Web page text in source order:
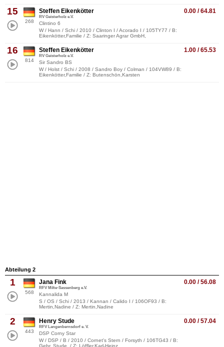
15
268
0.00 / 64.81
Steffen Eikenkötter
RV Geisterholz e.V.
Clintino 6
W / Hann / Schi / 2010 / Clinton I / Acorado I / 105TY77 / B:
Eikenkötter,Familie / Z: Saaringer Agrar GmbH,
16
814
1.00 / 65.53
Steffen Eikenkötter
RV Geisterholz e.V.
Sir Sandro BS
W / Holst / Schi / 2008 / Sandro Boy / Colman / 104VW89 / B:
Eikenkötter,Familie / Z: Butenschön,Karsten
Abteilung 2
1
568
0.00 / 56.08
Jana Fink
RFV Milte-Sassenberg e.V.
Kannalida M
S / OS / Schi / 2013 / Kannan / Calido I / 106OF93 / B:
Mertin,Nadine / Z: Mertin,Nadine
2
443
0.00 / 57.04
Henry Stude
RFV Langenbernsdorf e. V.
DSP Corny Star
W / DSP / B / 2010 / Cornet's Stern / Forsyth / 106TG43 / B:
Gebr. Stude, / Z: Löffler,Karl-Heinz